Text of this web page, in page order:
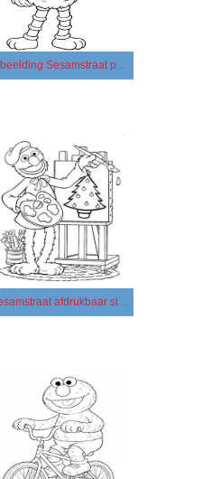
Afbeelding Sesamstraat printbaar
Sesamstraat afdrukbaar simpel